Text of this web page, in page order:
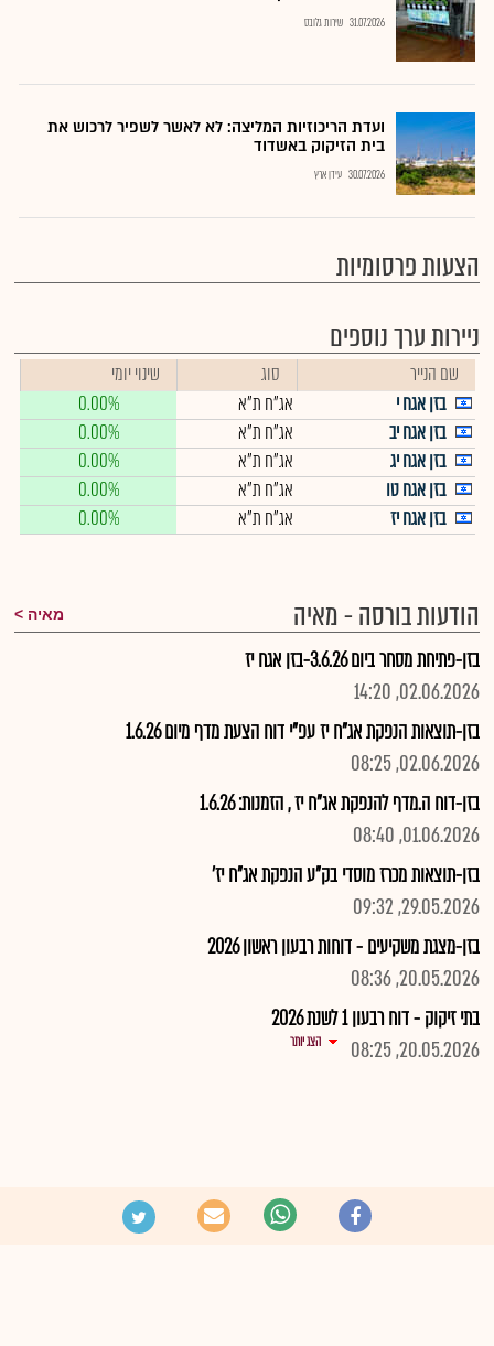
31.07.2026 שירות גלובס
ועדת הריכוזיות המליצה: לא לאשר לשפיר לרכוש את
בית הזיקוק באשדוד
30.07.2026 עידן ארץ
הצעות פרסומיות
ניירות ערך נוספים
שם הנייר סוג
שינוי יומי
בזן אגח י
אג"ח ת"א
0.00%
בזן אגח יב
אג"ח ת"א
0.00%
בזן אגח יג
אג"ח ת"א
0.00%
בזן אגח טו
אג"ח ת"א
0.00%
בזן אגח יז
אג"ח ת"א 0.00%
הודעות בורסה - מאיה מאיה
בזן-פתיחת מסחר ביום 3.6.26-בזן אגח יז
02.06.2026, 14:20
בזן-תוצאות הנפקת אג"ח יז עפ"י דוח הצעת מדף מיום 1.6.26
02.06.2026, 08:25
בזן-דוח ה.מדף להנפקת אג"ח יז , הזמנות: 1.6.26
01.06.2026, 08:40
בזן-תוצאות מכרז מוסדי בק"ע הנפקת אג"ח יז'
29.05.2026, 09:32
בזן-מצגת משקיעים - דוחות רבעון ראשון 2026
20.05.2026, 08:36
בתי זיקוק - דוח רבעון 1 לשנת 2026
20.05.2026, 08:25
הצג יותר